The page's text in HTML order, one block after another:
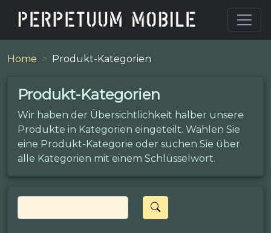
Home Produkt-Kategorien
Produkt-Kategorien
Wir haben der Übersichtlichkeit halber unsere
Produkte in Kategorien eingeteilt. Wählen Sie
eine Produkt-Kategorie oder suchen Sie über
alle Kategorien mit einem Schlüsselwort.